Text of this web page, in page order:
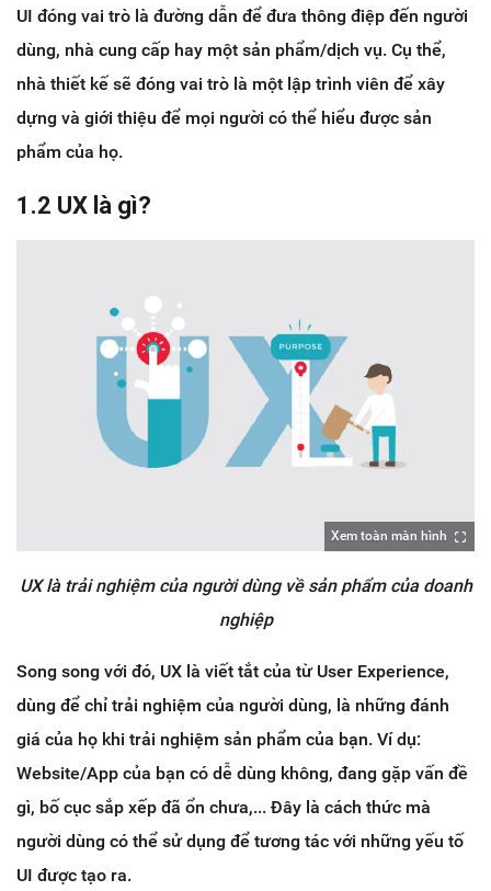
UI đóng vai trò là đường dẫn để đưa thông điệp đến người
dùng, nhà cung cấp hay một sản phẩm/dịch vụ. Cụ thể,
nhà thiết kế sẽ đóng vai trò là một lập trình viên để xây
dựng và giới thiệu để mọi người có thể hiểu được sản
phẩm của họ.
1.2 UX là gì?
Xem toàn màn hình
UX là trải nghiệm của người dùng về sản phẩm của doanh
nghiệp
Song song với đó, UX là viết tắt của từ User Experience,
dùng để chỉ trải nghiệm của người dùng, là những đánh
giá của họ khi trải nghiệm sản phẩm của bạn. Ví dụ:
Website/App của bạn có dễ dùng không, đang gặp vấn đề
gì, bố cục sắp xếp đã ổn chưa,... Đây là cách thức mà
người dùng có thể sử dụng để tương tác với những yếu tố
UI được tạo ra.